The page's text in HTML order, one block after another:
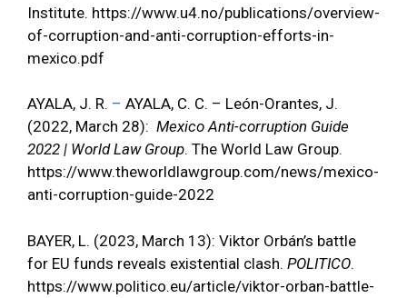
Institute. https://www.u4.no/publications/overview-
of-corruption-and-anti-corruption-efforts-in-
mexico.pdf
AYALA, J. R. – AYALA, C. C. – León-Orantes, J.
(2022, March 28): Mexico Anti-corruption Guide
2022 | World Law Group. The World Law Group.
https://www.theworldlawgroup.com/news/mexico-
anti-corruption-guide-2022
BAYER, L. (2023, March 13): Viktor Orbán’s battle
for EU funds reveals existential clash. POLITICO.
https://www.politico.eu/article/viktor-orban-battle-